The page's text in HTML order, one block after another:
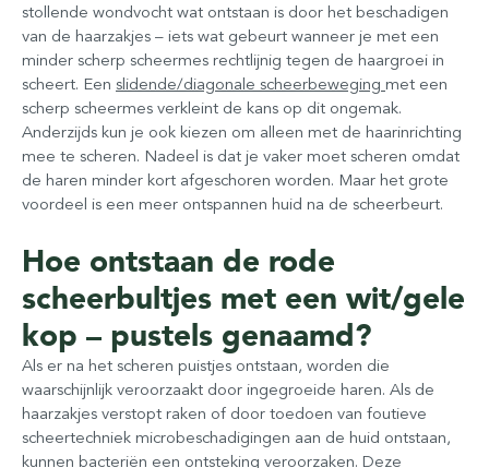
stollende wondvocht wat ontstaan is door het beschadigen
van de haarzakjes – iets wat gebeurt wanneer je met een
minder scherp scheermes rechtlijnig tegen de haargroei in
scheert. Een slidende/diagonale scheerbeweging met een
scherp scheermes verkleint de kans op dit ongemak.
Anderzijds kun je ook kiezen om alleen met de haarinrichting
mee te scheren. Nadeel is dat je vaker moet scheren omdat
de haren minder kort afgeschoren worden. Maar het grote
voordeel is een meer ontspannen huid na de scheerbeurt.
Hoe ontstaan de rode
scheerbultjes met een wit/gele
kop – pustels genaamd?
Als er na het scheren puistjes ontstaan, worden die
waarschijnlijk veroorzaakt door ingegroeide haren. Als de
haarzakjes verstopt raken of door toedoen van foutieve
scheertechniek microbeschadigingen aan de huid ontstaan,
kunnen bacteriën een ontsteking veroorzaken. Deze